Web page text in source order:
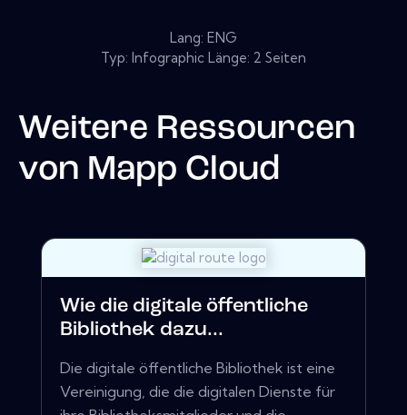
Lang: ENG
Typ: Infographic Länge: 2 Seiten
Weitere Ressourcen
von Mapp Cloud
Wie die digitale öffentliche
Bibliothek dazu...
Die digitale öffentliche Bibliothek ist eine
Vereinigung, die die digitalen Dienste für